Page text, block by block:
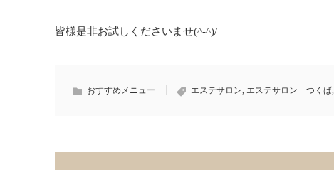
皆様是非お試しくださいませ(^-^)/
おすすめメニュー エステサロン, エステサロン つくば,